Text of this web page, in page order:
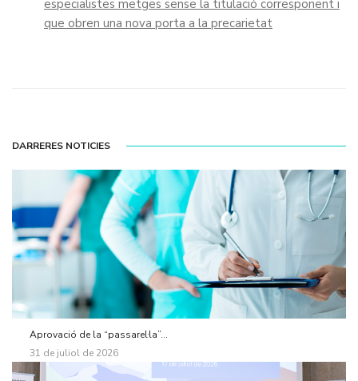
especialistes metges sense la titulació corresponent i
que obren una nova porta a la precarietat
DARRERES NOTICIES
Aprovació de la “passarel·la”...
31 de juliol de 2026